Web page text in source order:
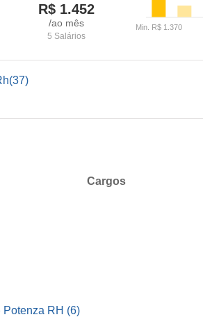
R$ 1.452
/ao mês
5 Salários
Cargos
Potenza RH (6)